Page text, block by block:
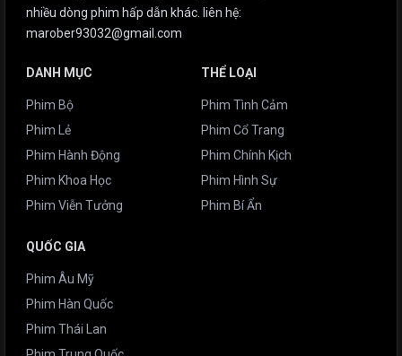
nhiều dòng phim hấp dẫn khác. liên hệ:
marober93032@gmail.com
DANH MỤC
Phim Bộ
Phim Lẻ
Phim Hành Động
Phim Khoa Học
Phim Viễn Tưởng
THỂ LOẠI
Phim Tình Cảm
Phim Cổ Trang
Phim Chính Kịch
Phim Hình Sự
Phim Bí Ẩn
QUỐC GIA
Phim Âu Mỹ
Phim Hàn Quốc
Phim Thái Lan